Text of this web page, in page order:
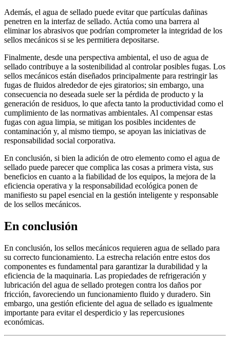
Además, el agua de sellado puede evitar que partículas dañinas
penetren en la interfaz de sellado. Actúa como una barrera al
eliminar los abrasivos que podrían comprometer la integridad de los
sellos mecánicos si se les permitiera depositarse.
Finalmente, desde una perspectiva ambiental, el uso de agua de
sellado contribuye a la sostenibilidad al controlar posibles fugas. Los
sellos mecánicos están diseñados principalmente para restringir las
fugas de fluidos alrededor de ejes giratorios; sin embargo, una
consecuencia no deseada suele ser la pérdida de producto y la
generación de residuos, lo que afecta tanto la productividad como el
cumplimiento de las normativas ambientales. Al compensar estas
fugas con agua limpia, se mitigan los posibles incidentes de
contaminación y, al mismo tiempo, se apoyan las iniciativas de
responsabilidad social corporativa.
En conclusión, si bien la adición de otro elemento como el agua de
sellado puede parecer que complica las cosas a primera vista, sus
beneficios en cuanto a la fiabilidad de los equipos, la mejora de la
eficiencia operativa y la responsabilidad ecológica ponen de
manifiesto su papel esencial en la gestión inteligente y responsable
de los sellos mecánicos.
En conclusión
En conclusión, los sellos mecánicos requieren agua de sellado para
su correcto funcionamiento. La estrecha relación entre estos dos
componentes es fundamental para garantizar la durabilidad y la
eficiencia de la maquinaria. Las propiedades de refrigeración y
lubricación del agua de sellado protegen contra los daños por
fricción, favoreciendo un funcionamiento fluido y duradero. Sin
embargo, una gestión eficiente del agua de sellado es igualmente
importante para evitar el desperdicio y las repercusiones
económicas.